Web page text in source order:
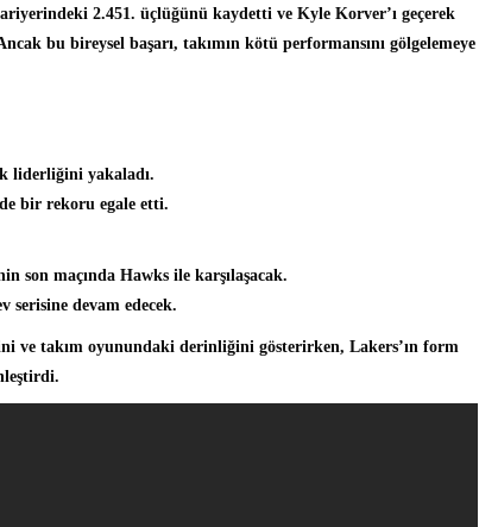
2.451. üçlüğünü kaydetti ve Kyle Korver’ı geçerek
bu bireysel başarı, takımın kötü performansını gölgelemeye
liderliğini yakaladı.
bir rekoru egale etti.
son maçında Hawks ile karşılaşacak.
serisine devam edecek.
ve takım oyunundaki derinliğini gösterirken, Lakers’ın form